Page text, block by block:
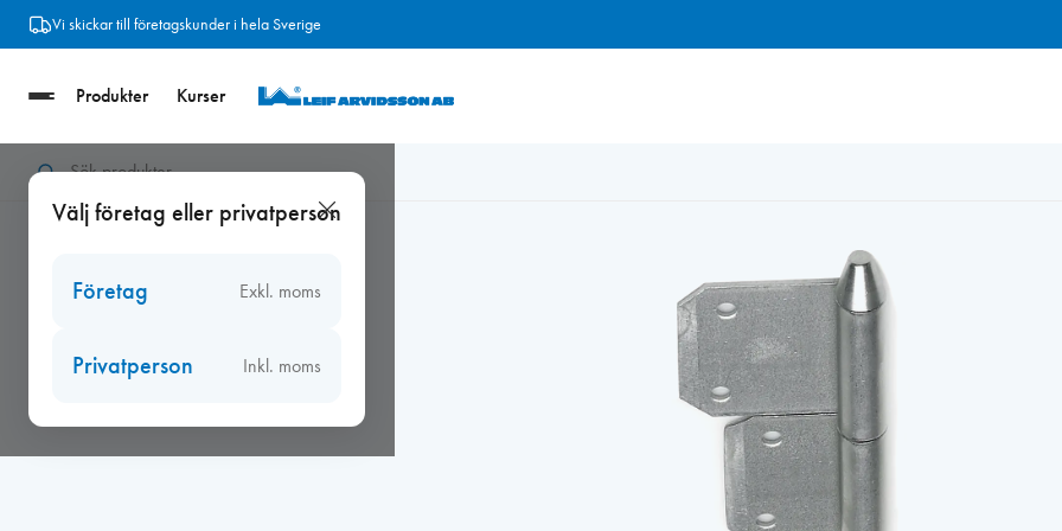
Hoppa
Vi skickar till företagskunder i hela Sverige
Produkter Kurser
Välj företag eller privatperson
Företag Exkl. moms
Privatperson Inkl. moms
Hem Kulturbeslag gångjärn